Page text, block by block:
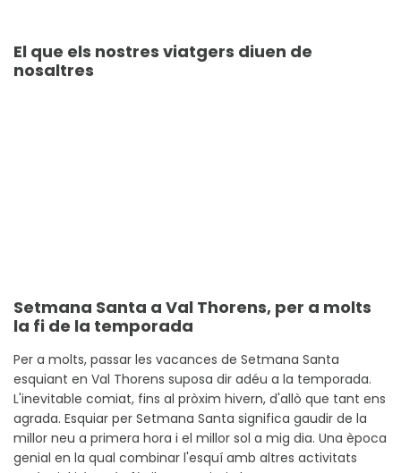
El que els nostres viatgers diuen de
nosaltres
Setmana Santa a Val Thorens, per a molts
la fi de la temporada
Per a molts, passar les vacances de Setmana Santa
esquiant en Val Thorens suposa dir adéu a la temporada.
L'inevitable comiat, fins al pròxim hivern, d'allò que tant ens
agrada. Esquiar per Setmana Santa significa gaudir de la
millor neu a primera hora i el millor sol a mig dia. Una època
genial en la qual combinar l'esquí amb altres activitats